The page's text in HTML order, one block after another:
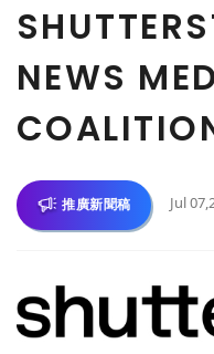
NEWS
推廣新聞稿 Jul